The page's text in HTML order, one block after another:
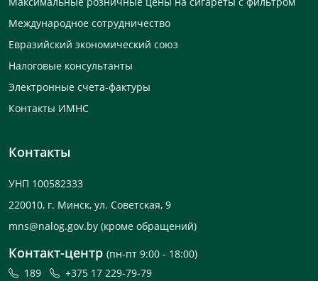
Международное сотрудничество
Евразийский экономический союз
Налоговые консультанты
Электронные счета-фактуры
Контакты ИМНС
Контакты
УНП 100582333
220010, г. Минск, ул. Советская, 9
mns@nalog.gov.by (кроме обращений)
Контакт-центр (пн-пт 9:00 - 18:00)
189
+375 17 229-79-79